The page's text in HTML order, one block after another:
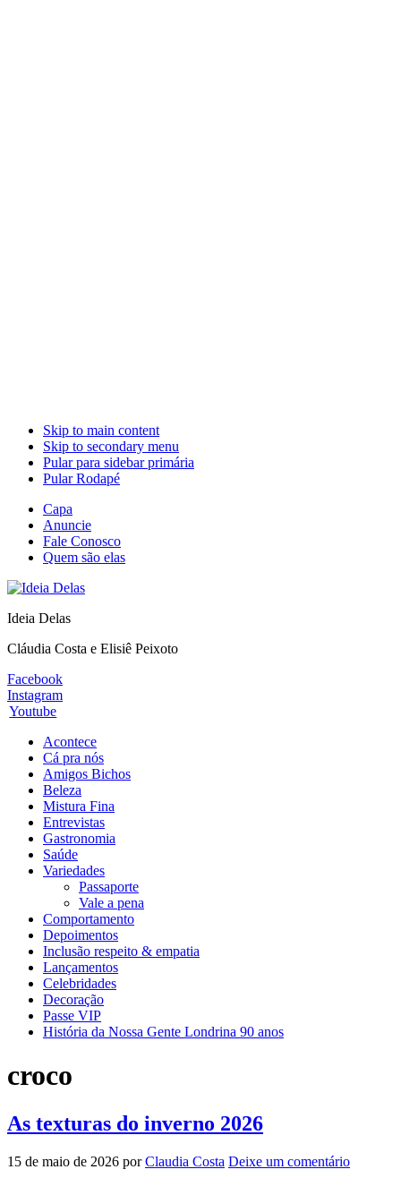
Skip to main content
Skip to secondary menu
Pular para sidebar primária
Pular Rodapé
Capa
Anuncie
Fale Conosco
Quem são elas
Ideia Delas
Cláudia Costa e Elisiê Peixoto
Facebook
Instagram
Youtube
Acontece
Cá pra nós
Amigos Bichos
Beleza
Mistura Fina
Entrevistas
Gastronomia
Saúde
Variedades
Passaporte
Vale a pena
Comportamento
Depoimentos
Inclusão respeito & empatia
Lançamentos
Celebridades
Decoração
Passe VIP
História da Nossa Gente Londrina 90 anos
croco
As texturas do inverno 2026
15 de maio de 2026 porClaudia Costa Deixe um comentário